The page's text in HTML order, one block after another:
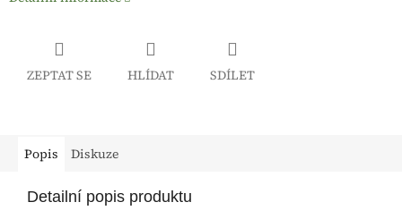
ZEPTAT SE HLÍDAT SDÍLET
Popis Diskuze
Detailní popis produktu